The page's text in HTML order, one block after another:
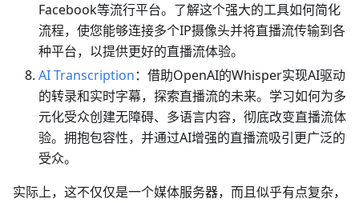
Facebook等流行平台。了解这个强大的工具如何简化
流程，使您能够连接多个IP摄像头并将直播流传输到各
种平台，以提供更好的直播流体验。
AI Transcription：借助OpenAI的Whisper实现AI驱动
的转录和实时字幕，探索直播流的未来。学习如何为多
元化受众创建无障碍、多语言内容，彻底改变直播流体
验。拥抱包容性，并通过AI增强的直播流吸引更广泛的
受众。
实际上，这不仅仅是一个媒体服务器，而且似乎有点复杂，